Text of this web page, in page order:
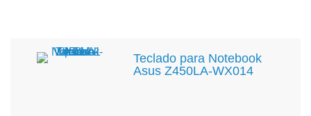
Teclado para Notebook
Asus Z450LA-WX014